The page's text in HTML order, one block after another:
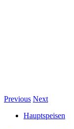
Previous Next
Hauptspeisen